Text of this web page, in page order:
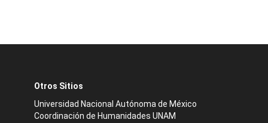
Otros Sitios
Universidad Nacional Autónoma de México
Coordinación de Humanidades UNAM